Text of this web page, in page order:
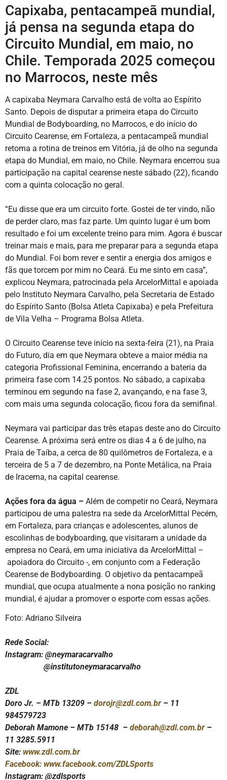
Capixaba, pentacampeã mundial,
já pensa na segunda etapa do
Circuito Mundial, em maio, no
Chile. Temporada 2025 começou
no Marrocos, neste mês
A capixaba Neymara Carvalho está de volta ao Espírito
Santo. Depois de disputar a primeira etapa do Circuito
Mundial de Bodyboarding, no Marrocos, e do início do
Circuito Cearense, em Fortaleza, a pentacampeã mundial
retoma a rotina de treinos em Vitória, já de olho na segunda
etapa do Mundial, em maio, no Chile. Neymara encerrou sua
participação na capital cearense neste sábado (22), ficando
com a quinta colocação no geral.
“Eu disse que era um circuito forte. Gostei de ter vindo, não
de perder claro, mas faz parte. Um quinto lugar é um bom
resultado e foi um excelente treino para mim. Agora é buscar
treinar mais e mais, para me preparar para a segunda etapa
do Mundial. Foi bom rever e sentir a energia dos amigos e
fãs que torcem por mim no Ceará. Eu me sinto em casa”,
explicou Neymara, patrocinada pela ArcelorMittal e apoiada
pelo Instituto Neymara Carvalho, pela Secretaria de Estado
do Espírito Santo (Bolsa Atleta Capixaba) e pela Prefeitura
de Vila Velha – Programa Bolsa Atleta.
O Circuito Cearense teve início na sexta-feira (21), na Praia
do Futuro, dia em que Neymara obteve a maior média na
categoria Profissional Feminina, encerrando a bateria da
primeira fase com 14.25 pontos. No sábado, a capixaba
terminou em segundo na fase 2, avançando, e na fase 3,
com mais uma segunda colocação, ficou fora da semifinal.
Neymara vai participar das três etapas deste ano do Circuito
Cearense. A próxima será entre os dias 4 a 6 de julho, na
Praia de Taíba, a cerca de 80 quilômetros de Fortaleza, e a
terceira de 5 a 7 de dezembro, na Ponte Metálica, na Praia
de Iracema, na capital cearense.
Ações fora da água – Além de competir no Ceará, Neymara
participou de uma palestra na sede da ArcelorMittal Pecém,
em Fortaleza, para crianças e adolescentes, alunos de
escolinhas de bodyboarding, que visitaram a unidade da
empresa no Ceará, em uma iniciativa da ArcelorMittal –
apoiadora do Circuito -, em conjunto com a Federação
Cearense de Bodyboarding. O objetivo da pentacampeã
mundial, que ocupa atualmente a nona posição no ranking
mundial, é ajudar a promover o esporte com essas ações.
Foto: Adriano Silveira
Rede Social:
Instagram: @neymaracarvalho
@institutoneymaracarvalho
ZDL
Doro Jr. – MTb 13209 – dorojr@zdl.com.br – 11
984579723
Deborah Mamone – MTb 15148 – deborah@zdl.com.br –
11 3285.5911
Site: www.zdl.com.br
Facebook: www.facebook.com/ZDLSports
Instagram: @zdlsports